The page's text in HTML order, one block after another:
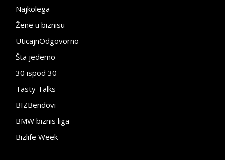
Najkolega
Žene u biznisu
UticajnOdgovorno
Šta jedemo
30 ispod 30
Tasty Talks
BIZBendovi
BMW biznis liga
Bizlife Week